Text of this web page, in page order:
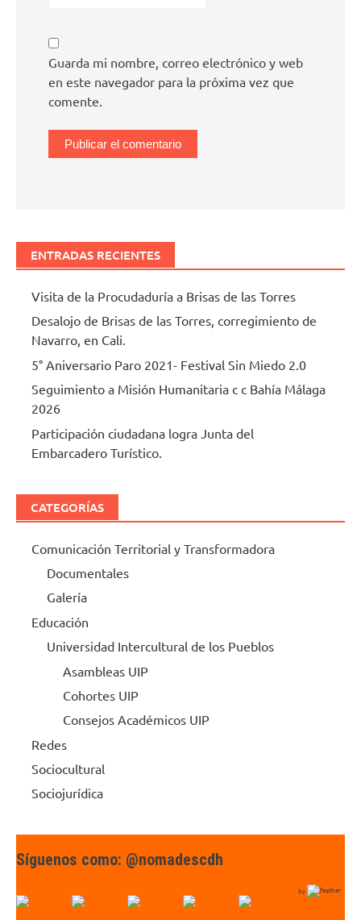
Guarda mi nombre, correo electrónico y web
en este navegador para la próxima vez que
comente.
ENTRADAS RECIENTES
Visita de la Procudaduría a Brisas de las Torres
Desalojo de Brisas de las Torres, corregimiento de
Navarro, en Cali.
5° Aniversario Paro 2021- Festival Sin Miedo 2.0
Seguimiento a Misión Humanitaria c c Bahía Málaga
2026
Participación ciudadana logra Junta del
Embarcadero Turístico.
CATEGORÍAS
Comunicación Territorial y Transformadora
Documentales
Galería
Educación
Universidad Intercultural de los Pueblos
Asambleas UIP
Cohortes UIP
Consejos Académicos UIP
Redes
Sociocultural
Sociojurídica
Síguenos como: @nomadescdh
by